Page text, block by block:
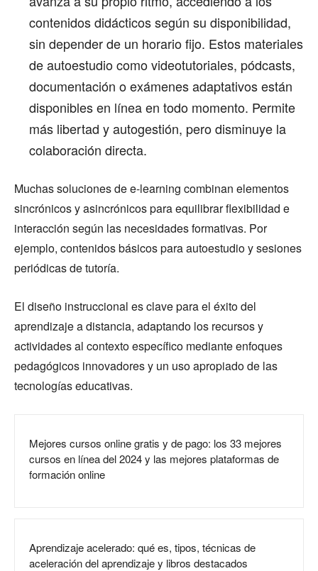
contenidos didácticos según su disponibilidad,
sin depender de un horario fijo. Estos materiales
de autoestudio como videotutoriales, pódcasts,
documentación o exámenes adaptativos están
disponibles en línea en todo momento. Permite
más libertad y autogestión, pero disminuye la
colaboración directa.
Muchas soluciones de e-learning combinan elementos
sincrónicos y asincrónicos para equilibrar flexibilidad e
interacción según las necesidades formativas. Por
ejemplo, contenidos básicos para autoestudio y sesiones
periódicas de tutoría.
El diseño instruccional es clave para el éxito del
aprendizaje a distancia, adaptando los recursos y
actividades al contexto específico mediante enfoques
pedagógicos innovadores y un uso apropiado de las
tecnologías educativas.
Mejores cursos online gratis y de pago: los 33 mejores
cursos en línea del 2024 y las mejores plataformas de
formación online
Aprendizaje acelerado: qué es, tipos, técnicas de
aceleración del aprendizaje y libros destacados